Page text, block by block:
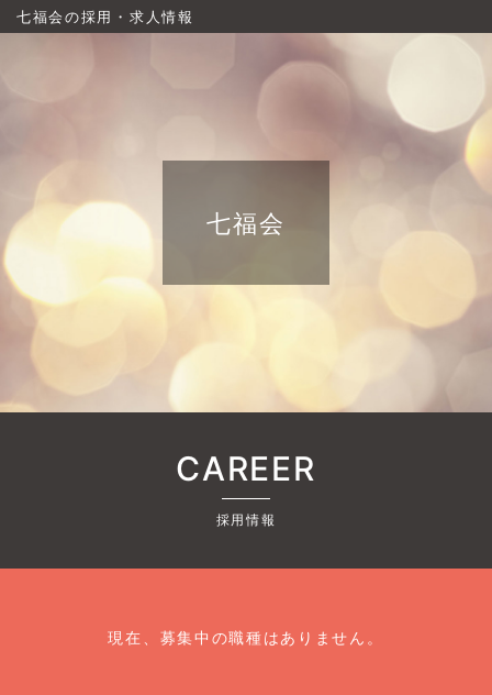
七福会の採用・求人情報
七福会
CAREER
採用情報
現在、募集中の職種はありません。